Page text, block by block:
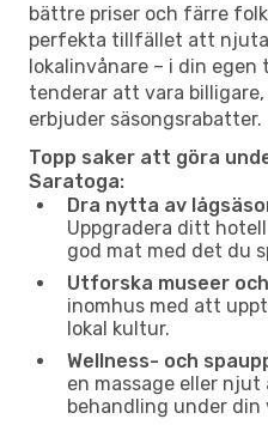
bättre priser och färre
perfekta tillfället att njuta
lokalinvånare – i din
tenderar att vara
erbjuder säsongsrabatter.
Topp saker att göra
Saratoga:
Dra nytta av
Uppgradera ditt
god mat med det du
Utforska museer
inomhus med att
lokal kultur.
Wellness- och
en massage eller
behandling under din